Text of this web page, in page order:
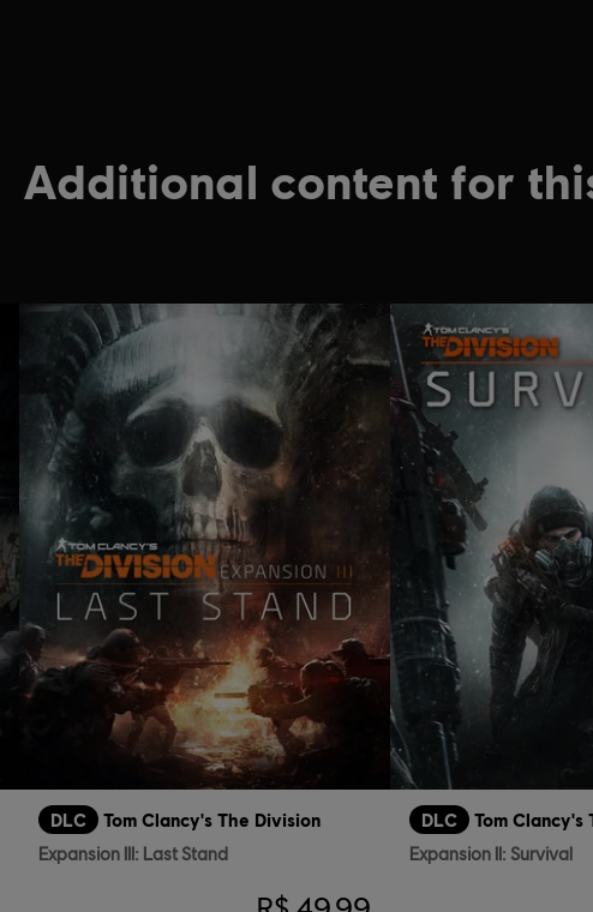
Additional content for
DLC Tom Clancy's The Division
Expansion III: Last Stand
DLC Tom Clancy's
Expansion II: Survival